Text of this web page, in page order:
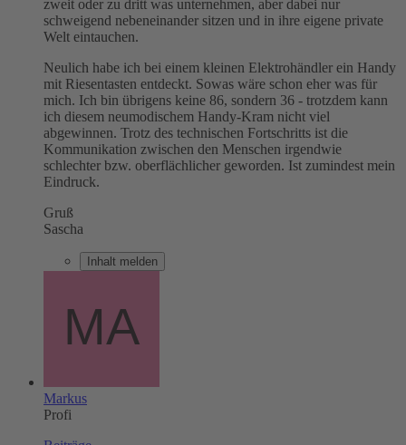
zweit oder zu dritt was unternehmen, aber dabei nur
schweigend nebeneinander sitzen und in ihre eigene private
Welt eintauchen.
Neulich habe ich bei einem kleinen Elektrohändler ein Handy
mit Riesentasten entdeckt. Sowas wäre schon eher was für
mich. Ich bin übrigens keine 86, sondern 36 - trotzdem kann
ich diesem neumodischem Handy-Kram nicht viel
abgewinnen. Trotz des technischen Fortschritts ist die
Kommunikation zwischen den Menschen irgendwie
schlechter bzw. oberflächlicher geworden. Ist zumindest mein
Eindruck.
Gruß
Sascha
Inhalt melden
Markus
Profi